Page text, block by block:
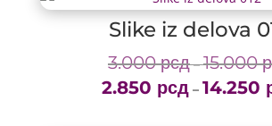
Slike iz delova
3.000рсд – 15.000
2.850 рсд – 14.250